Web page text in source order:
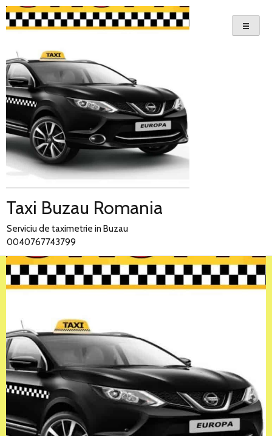
Skip
to
Taxi Buzau Romania
Serviciu de taximetrie in Buzau
0040767743799